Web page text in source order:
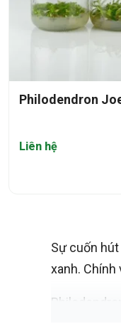
Philodendron
Liên hệ
Sự cuốn
xanh.